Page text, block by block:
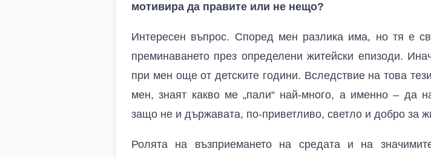
мотивира да правите или не нещо?
Интересен въпрос. Според мен разлика има, но тя е
преминаването през определени житейски епизоди.
при мен още от детските години. Вследствие на това
мен, знаят какво ме „пали“ най-много, а именно – да
защо не и държавата, по-приветливо, светло и добро за
Ролята на възприемането на средата и на